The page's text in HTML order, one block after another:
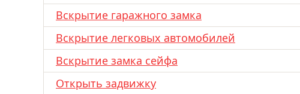
Вскрытие гаражного замка
Вскрытие легковых автомобилей
Вскрытие замка сейфа
Открыть задвижку